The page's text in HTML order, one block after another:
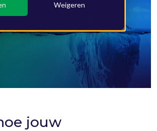
Weigeren
jouw